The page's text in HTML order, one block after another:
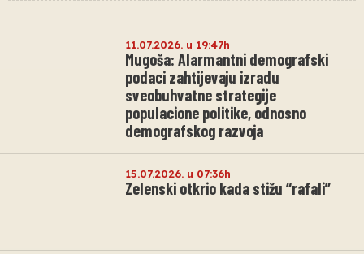
11.07.2026. u 19:47h
Mugoša: Alarmantni demografski
podaci zahtijevaju izradu
sveobuhvatne strategije
populacione politike, odnosno
demografskog razvoja
15.07.2026. u 07:36h
Zelenski otkrio kada stižu “rafali”